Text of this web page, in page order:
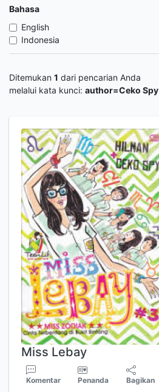
Bahasa
English
Indonesia
Ditemukan 1 dari pencarian Anda
melalui kata kunci: author=Ceko Spy
Miss Lebay
Komentar Penanda Bagikan